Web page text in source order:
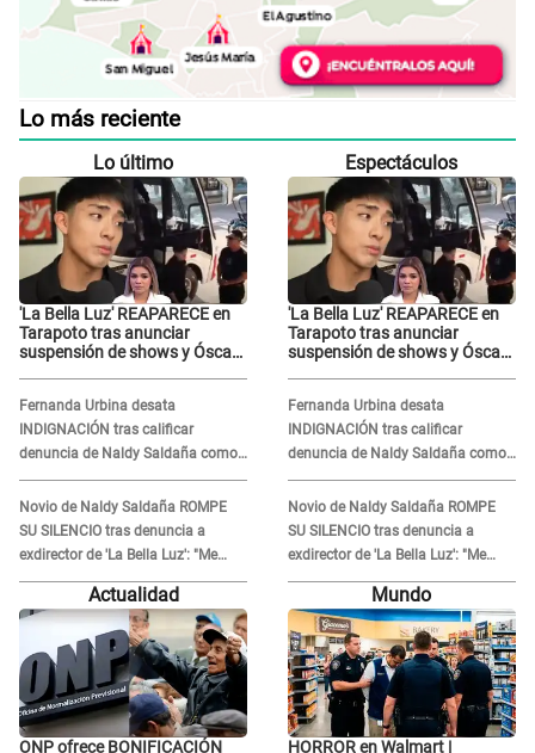
Lo más reciente
Lo último
'La Bella Luz' REAPARECE en
Tarapoto tras anunciar
suspensión de shows y Óscar
Fernanda Urbina desata
INDIGNACIÓN tras calificar
denuncia de Naldy Saldaña como
'acto bochornoso': "No es justo
atacar a otra mujer"
Novio de Naldy Saldaña ROMPE
SU SILENCIO tras denuncia a
exdirector de 'La Bella Luz': "Me
basta con que ella esté bien"
Espectáculos
'La Bella Luz' REAPARECE en
Tarapoto tras anunciar
suspensión de shows y Óscar
Fernanda Urbina desata
INDIGNACIÓN tras calificar
denuncia de Naldy Saldaña como
'acto bochornoso': "No es justo
atacar a otra mujer"
Novio de Naldy Saldaña ROMPE
SU SILENCIO tras denuncia a
exdirector de 'La Bella Luz': "Me
basta con que ella esté bien"
Actualidad
ONP ofrece BONIFICACIÓN
Mundo
HORROR en Walmart |